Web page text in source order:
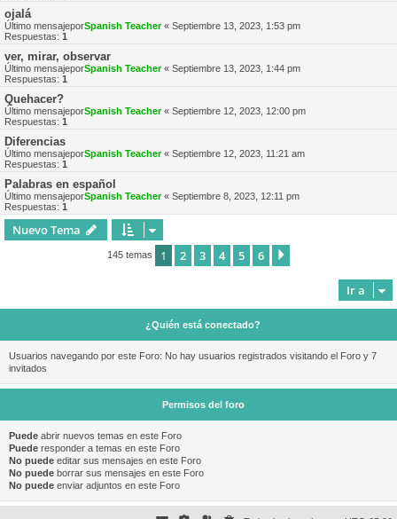
ojalá
Último mensajeporSpanish Teacher« Septiembre 13, 2023, 1:53 pm
Respuestas: 1
ver, mirar, observar
Último mensajeporSpanish Teacher« Septiembre 13, 2023, 1:44 pm
Respuestas: 1
Quehacer?
Último mensajeporSpanish Teacher« Septiembre 12, 2023, 12:00 pm
Respuestas: 1
Diferencias
Último mensajeporSpanish Teacher« Septiembre 12, 2023, 11:21 am
Respuestas: 1
Palabras en español
Último mensajeporSpanish Teacher« Septiembre 8, 2023, 12:11 pm
Respuestas: 1
Nuevo Tema
145 temas 1 2 3 4 5 6
Ir a
¿Quién está conectado?
Usuarios navegando por este Foro: No hay usuarios registrados visitando el Foro y 7
invitados
Permisos del foro
Puede abrir nuevos temas en este Foro
Puede responder a temas en este Foro
No puede editar sus mensajes en este Foro
No puede borrar sus mensajes en este Foro
No puede enviar adjuntos en este Foro